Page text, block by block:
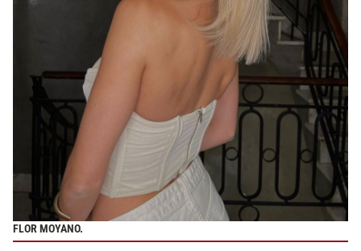
FLOR MOYANO.